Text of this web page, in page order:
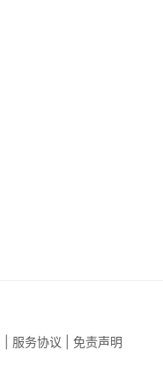
服务协议 免责声明